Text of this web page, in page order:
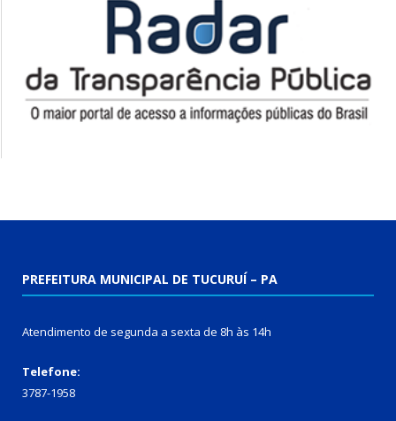
PREFEITURA MUNICIPAL DE TUCURUÍ – PA
Atendimento de segunda a sexta de 8h às 14h
Telefone:
3787-1958